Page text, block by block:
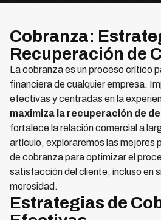
Cobranza:
Recuperación de
La cobranza es un proceso crítico
financiera de cualquier empresa.
efectivas y centradas en la
maximiza la recuperación de
fortalece la relación comercial a
artículo, exploraremos las mejores
de cobranza para optimizar el
satisfacción del cliente, incluso en
morosidad.
Estrategias de